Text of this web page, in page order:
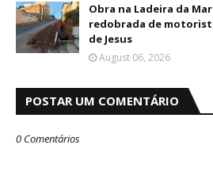
Obra na Ladeira da
redobrada de
de Jesus
August 06, 2026
POSTAR UM COMENTÁRIO
0 Comentários